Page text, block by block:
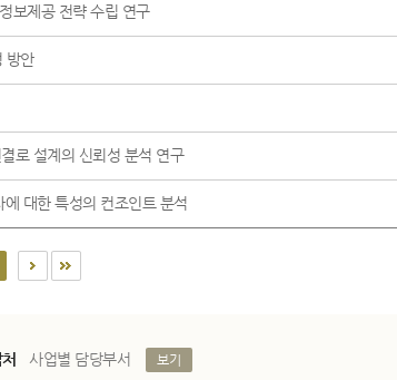
보제공 전략 수립 연구
방안
로 설계의 신뢰성 분석 연구
대한 특성의 컨조인트 분석
사업별 담당부서 보기